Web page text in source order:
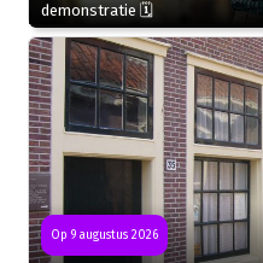
demonstratie 🗓
Op 9 augustus 2026